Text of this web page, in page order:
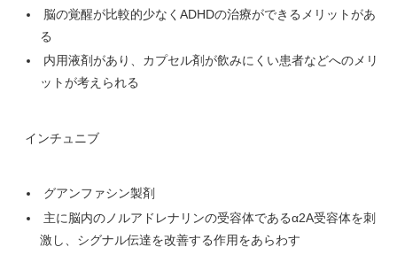
脳の覚醒が比較的少なくADHDの治療ができるメリットがあ
る
内用液剤があり、カプセル剤が飲みにくい患者などへのメリ
ットが考えられる
インチュニブ
グアンファシン製剤
主に脳内のノルアドレナリンの受容体であるα2A受容体を刺
激し、シグナル伝達を改善する作用をあらわす